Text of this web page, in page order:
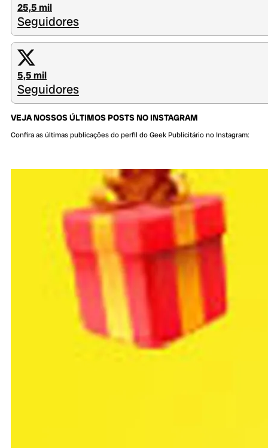
25,5 mil
Seguidores
5,5 mil
Seguidores
VEJA NOSSOS ÚLTIMOS POSTS NO INSTAGRAM
Confira as últimas publicações do perfil do Geek Publicitário no Instagram: